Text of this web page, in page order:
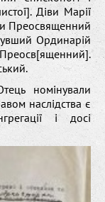
Діви Марії
Преосвященний
Ординарій
номінували
наслідства є
і досі